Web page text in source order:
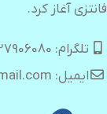
فانتزی آغاز کرد.
تلگرام: 09027906080
ایمیل: favstor@gmail.com